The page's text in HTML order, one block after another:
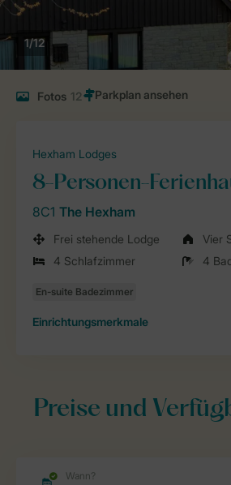
1/12
Fotos 12
Hexham Lodges
8-Personen-
8C1 The Hexham
Frei stehende Lodge
Vier
4 Schlafzimmer
4
Einrichtungsmerkmale
Preise und